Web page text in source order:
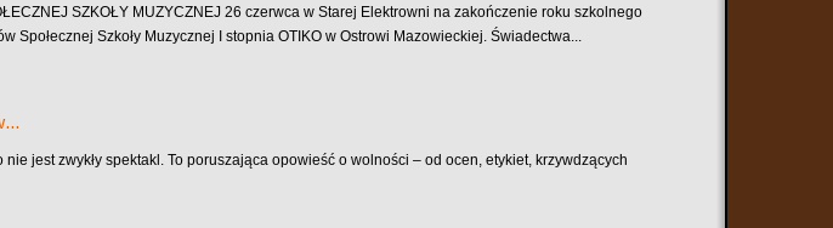
SZKOŁY MUZYCZNEJ 26 czerwca w Starej Elektrowni na zakończenie roku szkolnego
Społecznej Szkoły Muzycznej I stopnia OTIKO w Ostrowi Mazowieckiej. Świadectwa...
jest zwykły spektakl. To poruszająca opowieść o wolności – od ocen, etykiet, krzywdzących